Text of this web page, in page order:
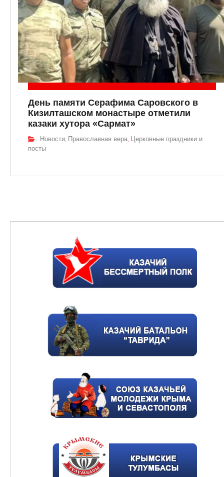
День памяти Серафима Саровского в
Кизилташском монастыре отметили
казаки хутора «Сармат»
Новости, Православная вера, Церковные праздники и
посты